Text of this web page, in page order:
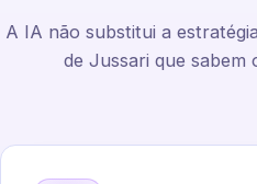
A IA não substitui a
de Jussari que sabem